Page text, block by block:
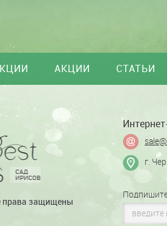
АКЦИИ СТАТЬИ
права защищены
г.